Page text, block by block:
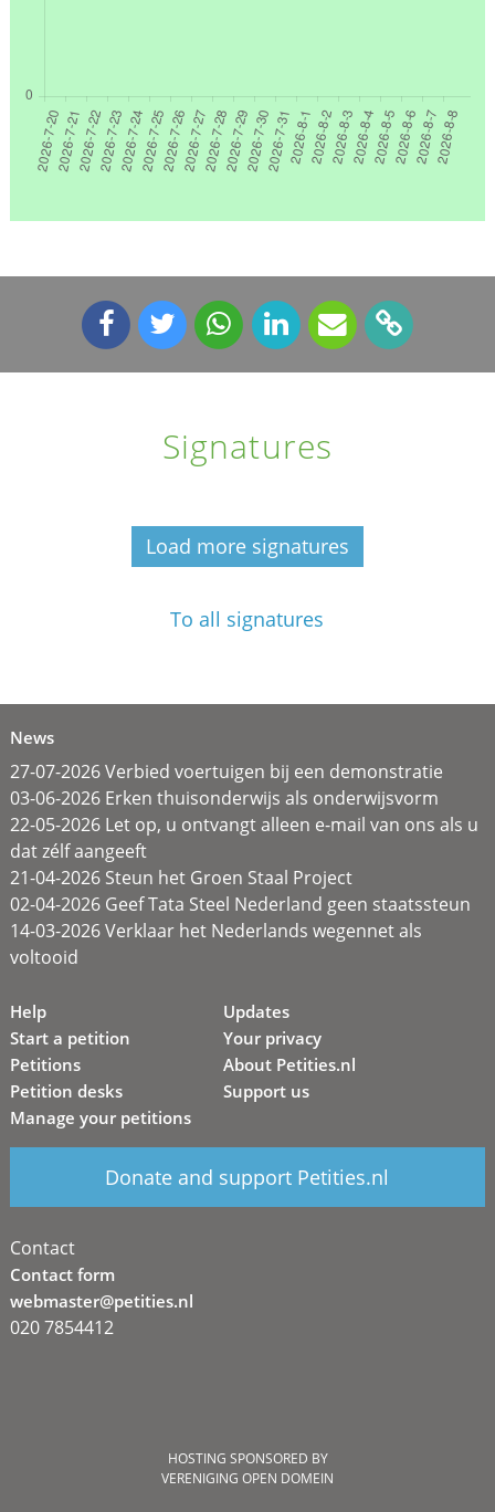
Signatures
Load more signatures
To all signatures
News
27-07-2026 Verbied voertuigen bij een demonstratie
03-06-2026 Erken thuisonderwijs als onderwijsvorm
22-05-2026 Let op, u ontvangt alleen e-mail van ons als u
dat zélf aangeeft
21-04-2026 Steun het Groen Staal Project
02-04-2026 Geef Tata Steel Nederland geen staatssteun
14-03-2026 Verklaar het Nederlands wegennet als
voltooid
Help
Start a petition
Petitions
Petition desks
Manage your petitions
Updates
Your privacy
About Petities.nl
Support us
Donate and support Petities.nl
Contact
Contact form
webmaster@petities.nl
020 7854412
HOSTING SPONSORED BY
VERENIGING OPEN DOMEIN